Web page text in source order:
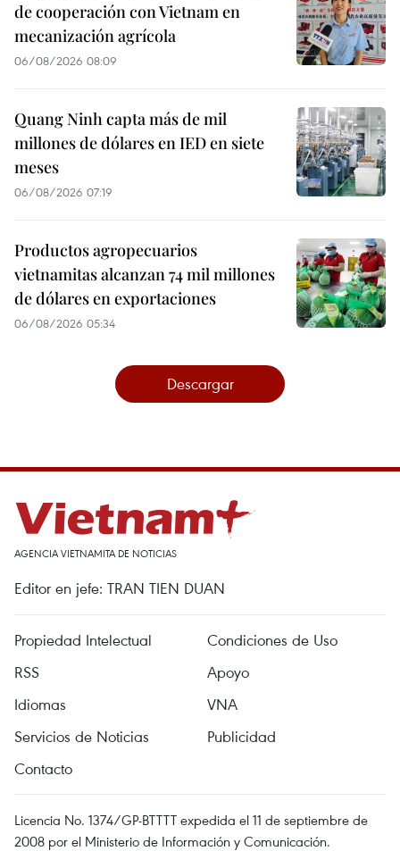
de cooperación con Vietnam en
mecanización agrícola
06/08/2026 08:09
Quang Ninh capta más de mil
millones de dólares en IED en siete
meses
06/08/2026 07:19
Productos agropecuarios
vietnamitas alcanzan 74 mil millones
de dólares en exportaciones
06/08/2026 05:34
Descargar
AGENCIA VIETNAMITA DE NOTICIAS
Editor en jefe: TRAN TIEN DUAN
Propiedad Intelectual
Condiciones de Uso
RSS
Apoyo
Idiomas
VNA
Servicios de Noticias
Publicidad
Contacto
Licencia No. 1374/GP-BTTTT expedida el 11 de septiembre de
2008 por el Ministerio de Información y Comunicación.